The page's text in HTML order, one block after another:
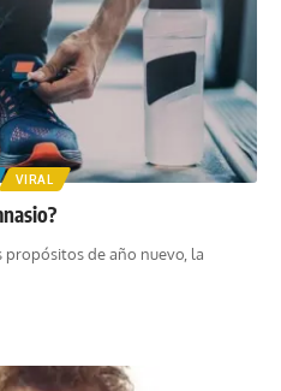
VIRAL
propósitos de año nuevo, la